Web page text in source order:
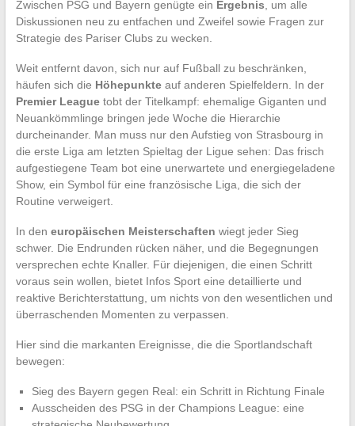
Zwischen PSG und Bayern genügte ein Ergebnis , um alle
Diskussionen neu zu entfachen und Zweifel sowie Fragen zur
Strategie des Pariser Clubs zu wecken.
Weit entfernt davon, sich nur auf Fußball zu beschränken,
häufen sich die Höhepunkteauf anderen Spielfeldern. In der
Premier Leaguetobt der Titelkampf: ehemalige Giganten und
Neuankömmlinge bringen jede Woche die Hierarchie
durcheinander. Man muss nur den Aufstieg von Strasbourg in
die erste Liga am letzten Spieltag der Ligue sehen: Das frisch
aufgestiegene Team bot eine unerwartete und energiegeladene
Show, ein Symbol für eine französische Liga, die sich der
Routine verweigert.
In den europäischen Meisterschaften wiegt jeder Sieg
schwer. Die Endrunden rücken näher, und die Begegnungen
versprechen echte Knaller. Für diejenigen, die einen Schritt
voraus sein wollen, bietet Infos Sport eine detaillierte und
reaktive Berichterstattung, um nichts von den wesentlichen und
überraschenden Momenten zu verpassen.
Hier sind die markanten Ereignisse, die die Sportlandschaft
bewegen:
Sieg des Bayern gegen Real: ein Schritt in Richtung Finale
Ausscheiden des PSG in der Champions League: eine